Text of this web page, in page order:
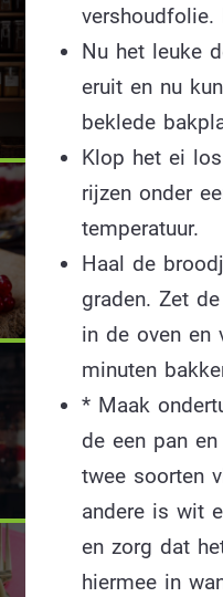
Nu het leuke
eruit en nu
beklede
Klop het ei
rijzen onder
temperatuur.
Haal de
graden. Zet
in de oven en
minuten
* Maak
de een pan
twee soorten
andere is wit
en zorg dat
hiermee in